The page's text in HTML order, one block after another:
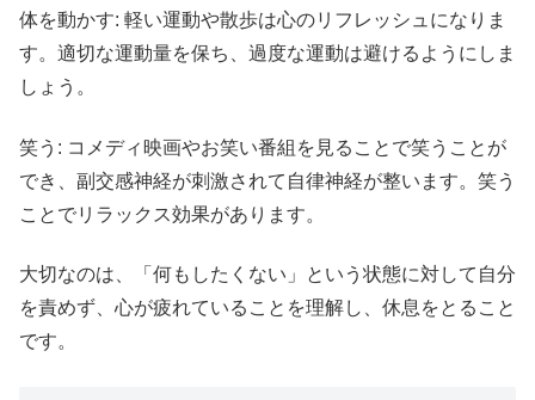
体を動かす: 軽い運動や散歩は心のリフレッシュになりま
す。適切な運動量を保ち、過度な運動は避けるようにしま
しょう。
笑う: コメディ映画やお笑い番組を見ることで笑うことが
でき、副交感神経が刺激されて自律神経が整います。笑う
ことでリラックス効果があります。
大切なのは、「何もしたくない」という状態に対して自分
を責めず、心が疲れていることを理解し、休息をとること
です。